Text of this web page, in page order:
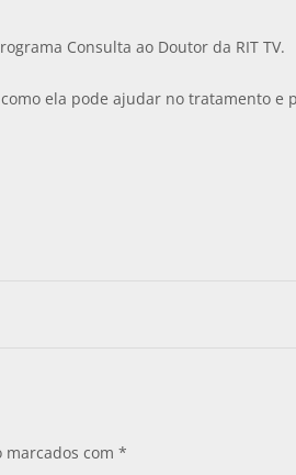
Consulta ao Doutor da RIT TV.
ela pode ajudar no tratamento e
marcados com *